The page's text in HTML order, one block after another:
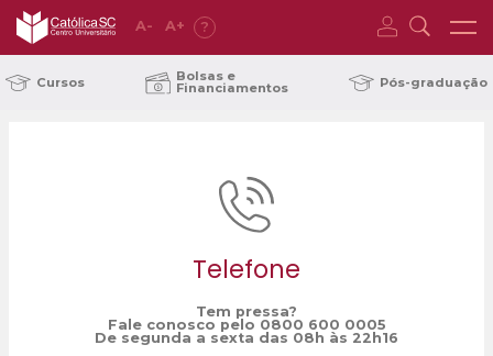
A- A+ ?
Cursos Bolsas e
Financiamentos Pós-graduação
Telefone
Tem pressa?
Fale conosco pelo 0800 600 0005
De segunda a sexta das 08h às 22h16